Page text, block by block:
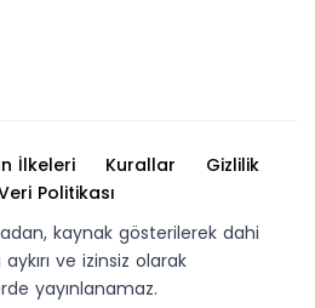
İlkeleri Kurallar
Gizlilik
Politikası
kaynak gösterilerek dahi
ve izinsiz olarak
yayınlanamaz.